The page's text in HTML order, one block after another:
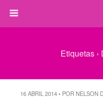
Etiquetas
16 ABRIL 2014 • POR NELSON